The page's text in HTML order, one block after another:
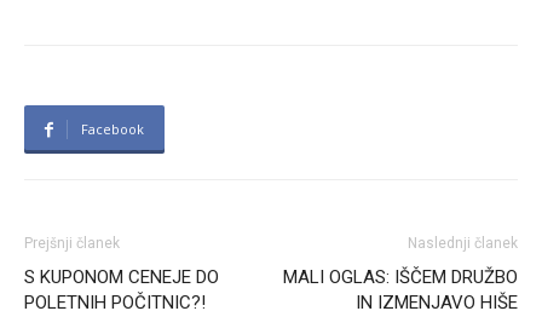
Facebook
Prejšnji članek
S KUPONOM CENEJE DO
POLETNIH POČITNIC?!
Naslednji članek
MALI OGLAS: IŠČEM DRUŽBO
IN IZMENJAVO HIŠE